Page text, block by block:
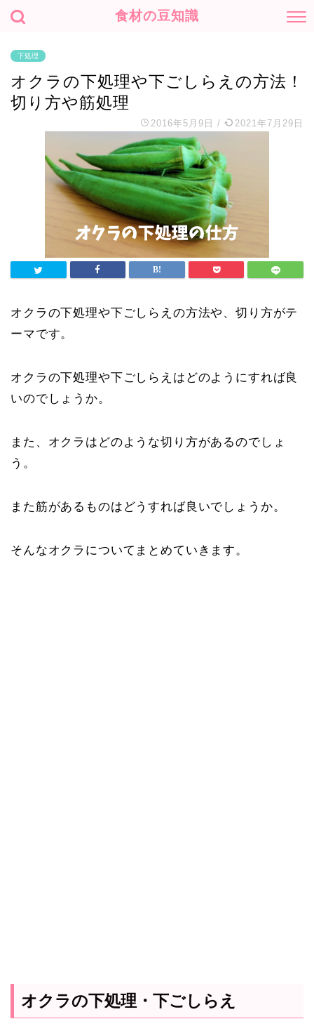
食材の豆知識
下処理
オクラの下処理や下ごしらえの方法！
切り方や筋処理
2016年5月9日 / 2021年7月29日
オクラの下処理や下ごしらえの方法や、切り方がテ
ーマです。
オクラの下処理や下ごしらえはどのようにすれば良
いのでしょうか。
また、オクラはどのような切り方があるのでしょ
う。
また筋があるものはどうすれば良いでしょうか。
そんなオクラについてまとめていきます。
オクラの下処理・下ごしらえ